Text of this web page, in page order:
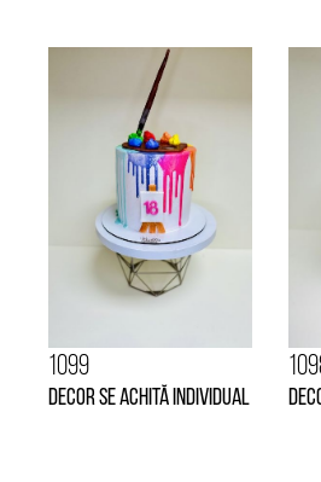
1099
Decor se achită individual